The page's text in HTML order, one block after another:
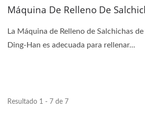
Máquina De Relleno De
La Máquina de Relleno de Salchichas
Ding-Han es adecuada para rellenar...
Resultado 1 - 7 de 7